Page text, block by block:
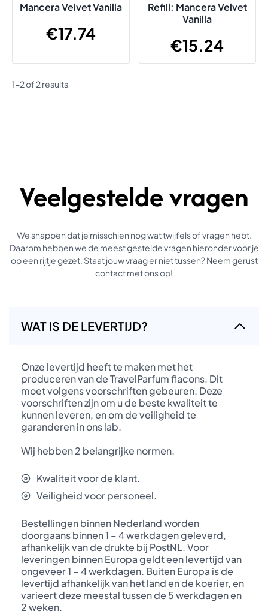
Mancera Velvet Vanilla
€17.74
Refill: Mancera Velvet
Vanilla
€15.24
1-2 of 2 results
Veelgestelde vragen
We snappen dat je misschien nog wat twijfels of vragen hebt.
Daarom hebben we de meest gestelde vragen hieronder voor je
op een rijtje gezet. Staat jouw vraag er niet tussen? Neem gerust
contact met ons op!
WAT IS DE LEVERTIJD?
Onze levertijd heeft te maken met het
produceren van de TravelParfum flacons. Dit
moet volgens voorschriften gebeuren. Deze
voorschriften zijn om u de beste kwaliteit te
kunnen leveren, en om de veiligheid te
garanderen in ons lab.
Wij hebben 2 belangrijke normen.
Kwaliteit voor de klant.
Veiligheid voor personeel.
Bestellingen binnen Nederland worden
doorgaans binnen 1 – 4 werkdagen geleverd,
afhankelijk van de drukte bij PostNL. Voor
leveringen binnen Europa geldt een levertijd van
ongeveer 1 – 4 werkdagen. Buiten Europa is de
levertijd afhankelijk van het land en de koerier, en
varieert deze meestal tussen de 5 werkdagen en
2 weken.